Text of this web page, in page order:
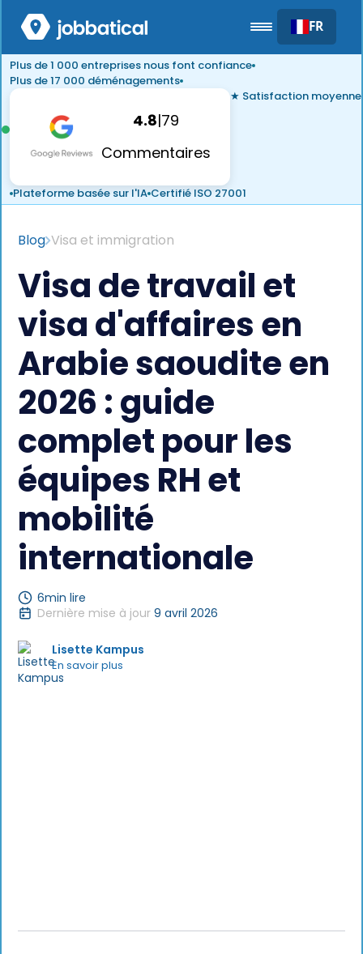
FR
Plus de 1 000 entreprises nous font confiance
Plus de 17 000 déménagements
4.8|79
Commentaires
★ Satisfaction moyenne
Plateforme basée sur l'IA Certifié ISO 27001
Blog Visa et immigration
Visa de travail et
visa d'affaires en
Arabie saoudite en
2026 : guide
complet pour les
équipes RH et
mobilité
internationale
6min lire
Dernière mise à jour 9 avril 2026
Lisette Kampus
En savoir plus